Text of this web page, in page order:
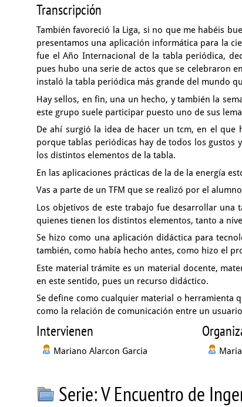
Transcripción
También favoreció la Liga, si no que me habéis
presentamos una aplicación informática para la
fue el Año Internacional de la tabla periódica,
pues hubo una serie de actos que se celebraron
instaló la tabla periódica más grande del mundo
Hay sellos, en fin, una un hecho, y también la
este grupo suele participar puesto uno de sus
De ahí surgió la idea de hacer un tcm,en el que
porque tablas periódicas hay de todos los gustos
los distintos elementos de la tabla.
En las aplicaciones prácticas de la de la energía
Vas a parte de un TFM que se realizó por el
Los objetivos de este trabajo fue desarrollar una
quienes tienen los distintos elementos, tanto a
Se hizo como una aplicación didáctica para
también, como había hecho antes, como hizo el
Este material trámite es un material docente,
en este sentido, pues un recurso didáctico.
Se define como cualquier material o herramienta
como la relación de comunicación entre un
Intervienen
Mariano Alarcon Garcia
Serie: V Encuentro de